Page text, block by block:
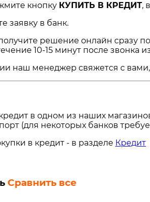
кнопку КУПИТЬ В КРЕДИТ,
заявку в банк.
решение онлайн сразу
10-15 минут после звонка
наш менеджер свяжется с вами,
в одном из наших
(для некоторых банков
в кредит - в разделе Кредит
Сравнить все